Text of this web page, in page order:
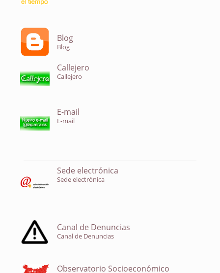
Blog
Blog
Callejero
Callejero
E-mail
E-mail
Sede electrónica
Sede electrónica
Canal de Denuncias
Canal de Denuncias
Observatorio Socioeconómico